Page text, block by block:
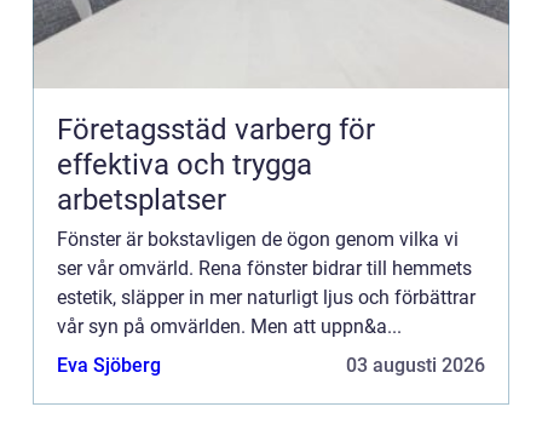
Företagsstäd varberg för
effektiva och trygga
arbetsplatser
Fönster är bokstavligen de ögon genom vilka vi
ser vår omvärld. Rena fönster bidrar till hemmets
estetik, släpper in mer naturligt ljus och förbättrar
vår syn på omvärlden. Men att uppn&a...
Eva Sjöberg
03 augusti 2026